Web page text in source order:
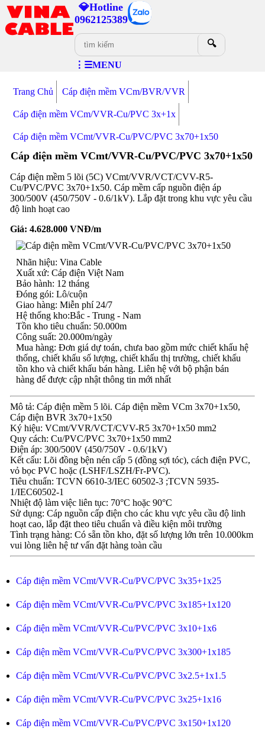
💎Hotline
0962125389
🔍
⋮☰MENU
Trang Chủ Cáp điện mềm VCm/BVR/VVR
Cáp điện mềm VCm/VVR-Cu/PVC 3x+1x
Cáp điện mềm VCmt/VVR-Cu/PVC/PVC 3x70+1x50
Cáp điện mềm VCmt/VVR-Cu/PVC/PVC 3x70+1x50
Cáp điện mềm 5 lõi (5C) VCmt/VVR/VCT/CVV-R5-
Cu/PVC/PVC 3x70+1x50. Cáp mềm cấp nguồn điện áp
300/500V (450/750V - 0.6/1kV). Lắp đặt trong khu vực yêu cầu
độ linh hoạt cao
Giá: 4.628.000VNĐ/m
Nhãn hiệu: Vina Cable
Xuất xứ: Cáp điện Việt Nam
Bảo hành: 12 tháng
Đóng gói: Lô/cuộn
Giao hàng: Miễn phí 24/7
Hệ thống kho:Bắc - Trung - Nam
Tồn kho tiêu chuẩn: 50.000m
Công suất: 20.000m/ngày
Mua hàng: Đơn giá dự toán, chưa bao gồm mức chiết khấu hệ
thống, chiết khấu số lượng, chiết khấu thị trường, chiết khấu
tồn kho và chiết khấu bán hàng. Liên hệ với bộ phận bán
hàng để được cập nhật thông tin mới nhất
Mô tả: Cáp điện mềm 5 lõi. Cáp điện mềm VCm 3x70+1x50,
Cáp điện BVR 3x70+1x50
Ký hiệu: VCmt/VVR/VCT/CVV-R5 3x70+1x50 mm2
Quy cách: Cu/PVC/PVC 3x70+1x50 mm2
Điện áp: 300/500V (450/750V - 0.6/1kV)
Kết cấu: Lõi đồng bện nén cấp 5 (đồng sợi tóc), cách điện PVC,
vỏ bọc PVC hoặc (LSHF/LSZH/Fr-PVC).
Tiêu chuẩn: TCVN 6610-3/IEC 60502-3 ;TCVN 5935-
1/IEC60502-1
Nhiệt độ làm việc liên tục: 70°C hoặc 90°C
Sử dụng: Cáp nguồn cấp điện cho các khu vực yêu cầu độ linh
hoạt cao, lắp đặt theo tiêu chuẩn và điều kiện môi trường
Tình trạng hàng: Có sẵn tồn kho, đặt số lượng lớn trên 10.000km
vui lòng liên hệ tư vấn đặt hàng toàn cầu
Cáp điện mềm VCmt/VVR-Cu/PVC/PVC 3x35+1x25
Cáp điện mềm VCmt/VVR-Cu/PVC/PVC 3x185+1x120
Cáp điện mềm VCmt/VVR-Cu/PVC/PVC 3x10+1x6
Cáp điện mềm VCmt/VVR-Cu/PVC/PVC 3x300+1x185
Cáp điện mềm VCmt/VVR-Cu/PVC/PVC 3x2.5+1x1.5
Cáp điện mềm VCmt/VVR-Cu/PVC/PVC 3x25+1x16
Cáp điện mềm VCmt/VVR-Cu/PVC/PVC 3x150+1x120